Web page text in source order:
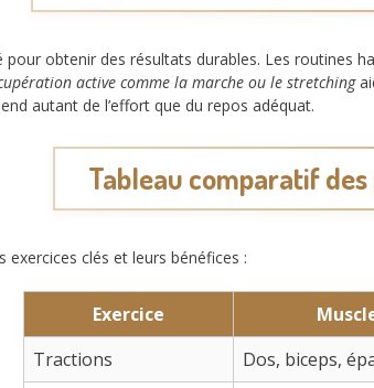
pour obtenir des résultats durables. Les routines
active comme la marche ou le stretching
autant de l’effort que du repos adéquat.
Tableau comparatif
exercices clés et leurs bénéfices :
Exercice
Tractions
Dos, biceps,